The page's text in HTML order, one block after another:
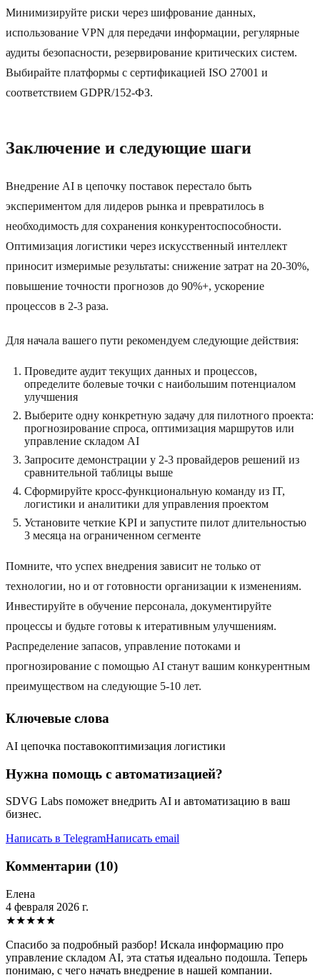
Минимизируйте риски через шифрование данных,
использование VPN для передачи информации, регулярные
аудиты безопасности, резервирование критических систем.
Выбирайте платформы с сертификацией ISO 27001 и
соответствием GDPR/152-ФЗ.
Заключение и следующие шаги
Внедрение AI в цепочку поставок перестало быть
экспериментом для лидеров рынка и превратилось в
необходимость для сохранения конкурентоспособности.
Оптимизация логистики через искусственный интеллект
приносит измеримые результаты: снижение затрат на 20-30%,
повышение точности прогнозов до 90%+, ускорение
процессов в 2-3 раза.
Для начала вашего пути рекомендуем следующие действия:
Проведите аудит текущих данных и процессов,
определите болевые точки с наибольшим потенциалом
улучшения
Выберите одну конкретную задачу для пилотного проекта:
прогнозирование спроса, оптимизация маршрутов или
управление складом AI
Запросите демонстрации у 2-3 провайдеров решений из
сравнительной таблицы выше
Сформируйте кросс-функциональную команду из IT,
логистики и аналитики для управления проектом
Установите четкие KPI и запустите пилот длительностью
3 месяца на ограниченном сегменте
Помните, что успех внедрения зависит не только от
технологии, но и от готовности организации к изменениям.
Инвестируйте в обучение персонала, документируйте
процессы и будьте готовы к итеративным улучшениям.
Распределение запасов, управление потоками и
прогнозирование с помощью AI станут вашим конкурентным
преимуществом на следующие 5-10 лет.
Ключевые слова
AI цепочка поставокоптимизация логистики
Нужна помощь с автоматизацией?
SDVG Labs поможет внедрить AI и автоматизацию в ваш
бизнес.
Написать в TelegramНаписать email
Комментарии (10)
Елена
4 февраля 2026 г.
★★★★★
Спасибо за подробный разбор! Искала информацию про
управление складом AI, эта статья идеально подошла. Теперь
понимаю, с чего начать внедрение в нашей компании.